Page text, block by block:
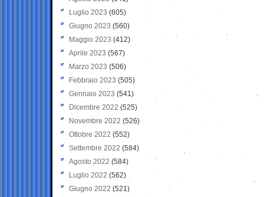
Luglio 2023 (605)
Giugno 2023 (560)
Maggio 2023 (412)
Aprile 2023 (567)
Marzo 2023 (506)
Febbraio 2023 (505)
Gennaio 2023 (541)
Dicembre 2022 (525)
Novembre 2022 (526)
Ottobre 2022 (552)
Settembre 2022 (584)
Agosto 2022 (584)
Luglio 2022 (562)
Giugno 2022 (521)